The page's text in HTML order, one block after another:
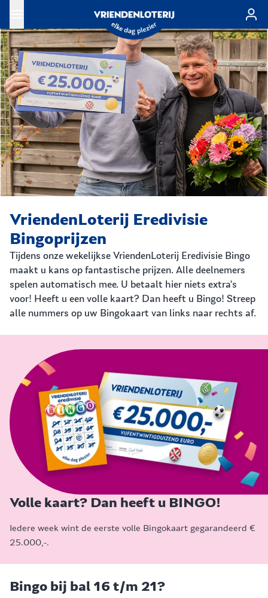
Ga naar de hoofdinhoud
VriendenLoterij Eredivisie
Bingoprijzen
Tijdens onze wekelijkse VriendenLoterij Eredivisie Bingo
maakt u kans op fantastische prijzen. Alle deelnemers
spelen automatisch mee. U betaalt hier niets extra's
voor! Heeft u een volle kaart? Dan heeft u Bingo! Streep
alle nummers op uw Bingokaart van links naar rechts af.
Volle kaart? Dan heeft u BINGO!
Iedere week wint de eerste volle Bingokaart gegarandeerd €
25.000,-.
Bingo bij bal 16 t/m 21?